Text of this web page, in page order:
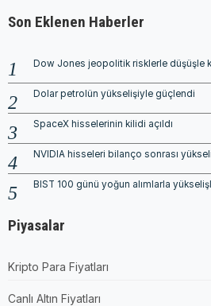
Son Eklenen Haberler
Dow Jones jeopolitik risklerle düşüşle
Dolar petrolün yükselişiyle güçlendi
SpaceX hisselerinin kilidi açıldı
NVIDIA hisseleri bilanço sonrası
BIST 100 günü yoğun alımlarla
Piyasalar
Kripto Para Fiyatları
Canlı Altın Fiyatları